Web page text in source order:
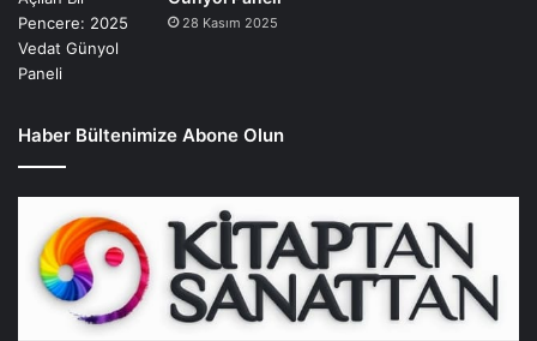
28 Kasım 2025
Haber Bültenimize Abone Olun